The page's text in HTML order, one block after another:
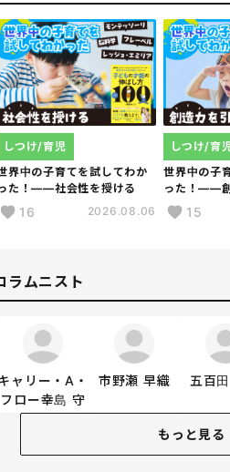
界中の子育てを試してわか
た！――社会性を授ける
しつけ/育児
16 2026.08.06
世界中の子
った！――
しつけ/育
15
ラムニスト
ャリー・A・
フロー幸島 守
市野瀬 早織 五百
もっと見る